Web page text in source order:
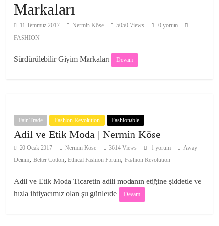
Markaları
11 Temmuz 2017 Nermin Köse 5050 Views
0 yorum
FASHION
Sürdürülebilir Giyim Markaları Devam
Fair Trade Fashion Revolution Fashionable
Adil ve Etik Moda | Nermin Köse
20 Ocak 2017 Nermin Köse 3614 Views 1 yorum
Away
Denim,Better Cotton,Ethical Fashion Forum,Fashion Revolution
Adil ve Etik Moda Ticaretin adili modanın etiğine şiddetle ve
hızla ihtiyacımız olan şu günlerde
Devam